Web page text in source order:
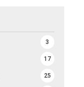
3
17
25